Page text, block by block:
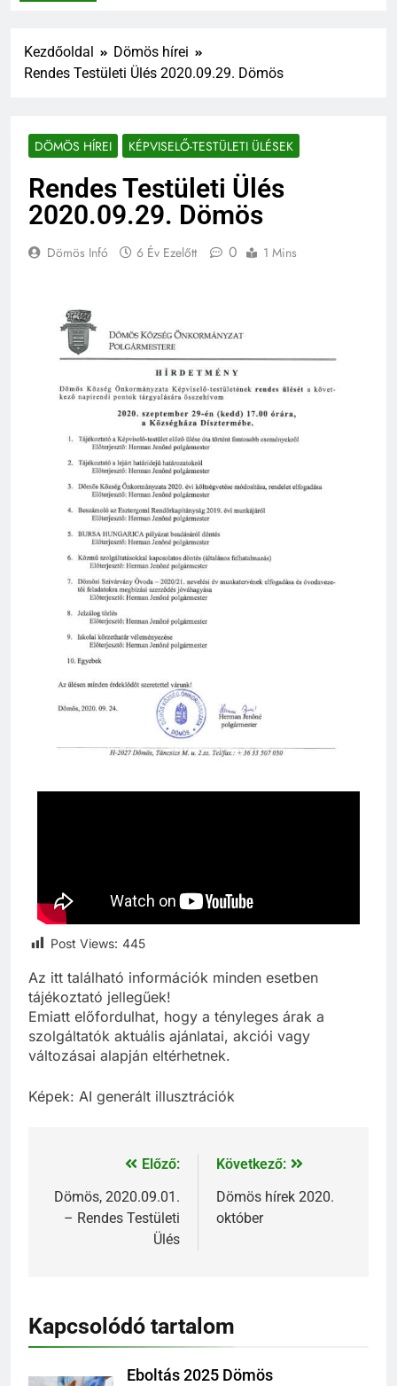
Kezdőoldal
Dömös hírei
Rendes Testületi Ülés 2020.09.29. Dömös
DÖMÖS HÍREI KÉPVISELŐ-TESTÜLETI ÜLÉSEK
Rendes Testületi Ülés
2020.09.29. Dömös
Dömös Infó 6 Év Ezelőtt 0 1 Mins
Post Views: 445
Az itt található információk minden esetben
tájékoztató jellegűek!
Emiatt előfordulhat, hogy a tényleges árak a
szolgáltatók aktuális ajánlatai, akciói vagy
változásai alapján eltérhetnek.
Képek: AI generált illusztrációk
Előző:
Dömös, 2020.09.01.
– Rendes Testületi
Ülés
Következő:
Dömös hírek 2020.
október
Kapcsolódó tartalom
Eboltás 2025 Dömös